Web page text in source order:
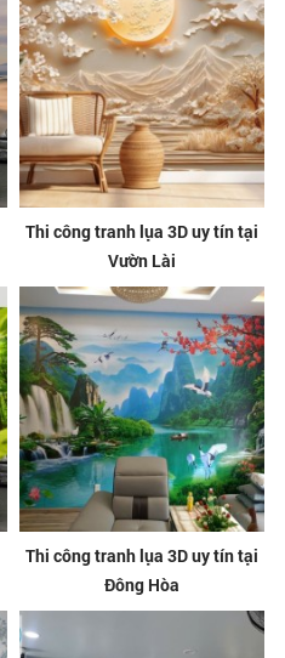
Thi công tranh lụa 3D uy tín tại
Vườn Lài
Thi công tranh lụa 3D uy tín tại
Đông Hòa